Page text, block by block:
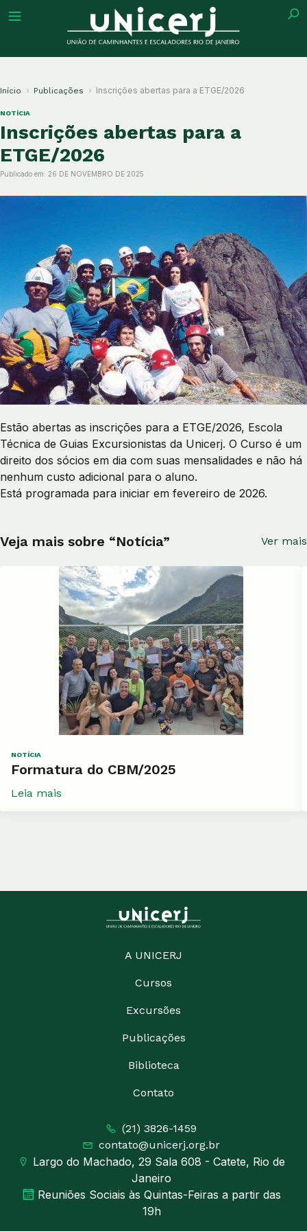
Início Publicações Inscrições abertas para a ETGE/2026
NOTÍCIA
Inscrições abertas para a
ETGE/2026
Publicado em: 26 DE NOVEMBRO DE 2025
Estão abertas as inscrições para a ETGE/2026, Escola
Técnica de Guias Excursionistas da Unicerj. O Curso é um
direito dos sócios em dia com suas mensalidades e não há
nenhum custo adicional para o aluno.
Está programada para iniciar em fevereiro de 2026.
Veja mais sobre “Notícia” Ver mais
NOTÍCIA
Formatura do CBM/2025
Leia mais
A UNICERJ
Cursos
Excursões
Publicações
Biblioteca
Contato
(21) 3826-1459
contato@unicerj.org.br
Largo do Machado, 29 Sala 608 - Catete, Rio de
Janeiro
Reuniões Sociais às Quintas-Feiras a partir das
19h